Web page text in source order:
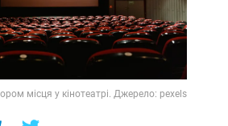
місця у кінотеатрі. Джерело: pexels